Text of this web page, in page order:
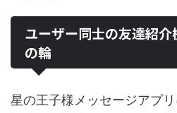
ユーザー同士の友達紹
の輪
星の王子様メッセージアプ